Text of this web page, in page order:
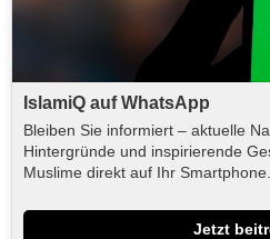
IslamiQ auf WhatsApp
Bleiben Sie informiert – aktuelle
Hintergründe und inspirierende
Muslime direkt auf Ihr Smartphone.
Jetzt